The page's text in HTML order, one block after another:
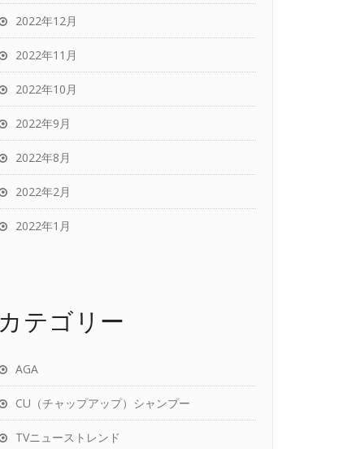
2022年12月
2022年11月
2022年10月
2022年9月
2022年8月
2022年2月
2022年1月
カテゴリー
AGA
CU（チャップアップ）シャンプー
TVニューストレンド